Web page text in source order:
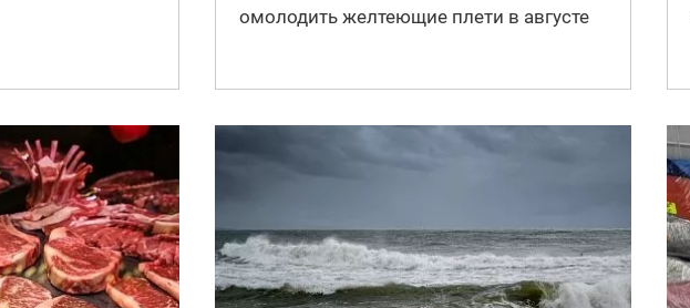
омолодить желтеющие плети в августе